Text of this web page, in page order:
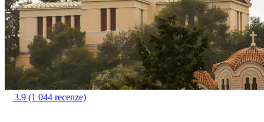
3.9 (1 044 recenze)